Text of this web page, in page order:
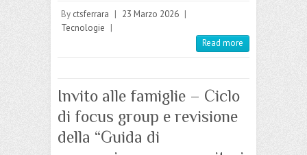
By ctsferrara | 23 Marzo 2026 |
Tecnologie |
Read more
Invito alle famiglie – Ciclo
di focus group e revisione
della “Guida di